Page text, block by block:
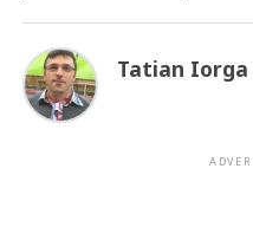
Tatian Iorga